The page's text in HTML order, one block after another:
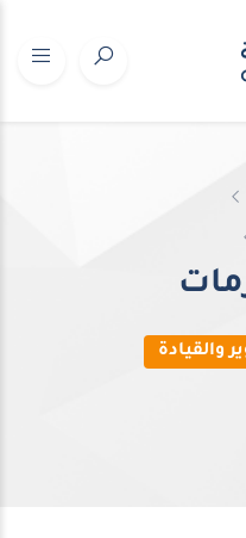
والقيادة